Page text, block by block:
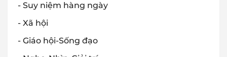
- Suy niệm hàng ngày
- Xã hội
- Giáo hội-Sống đạo